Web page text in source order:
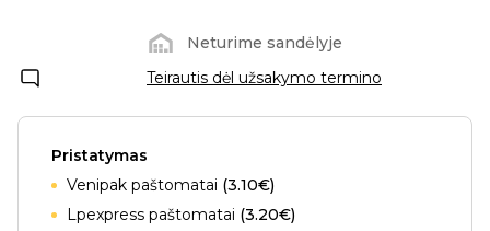
Neturime sandėlyje
Teirautis dėl užsakymo termino
Pristatymas
Venipak paštomatai (3.10€)
Lpexpress paštomatai (3.20€)